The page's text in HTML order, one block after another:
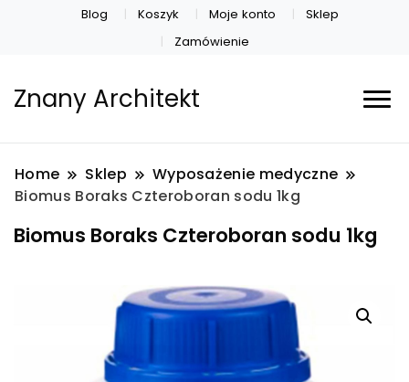
Blog Koszyk Moje konto
Sklep
Zamówienie
Znany Architekt
Home Sklep
Wyposażenie medyczne
Biomus Boraks Czteroboran sodu 1kg
Biomus Boraks Czteroboran sodu 1kg